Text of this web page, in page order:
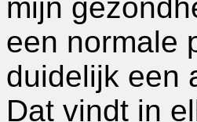
mijn
een normale
duidelijk een
Dat vindt in